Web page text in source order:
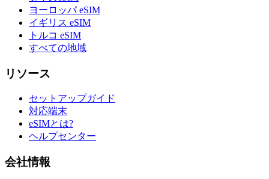
ヨーロッパ eSIM
イギリス eSIM
トルコ eSIM
すべての地域
リソース
セットアップガイド
対応端末
eSIMとは?
ヘルプセンター
会社情報